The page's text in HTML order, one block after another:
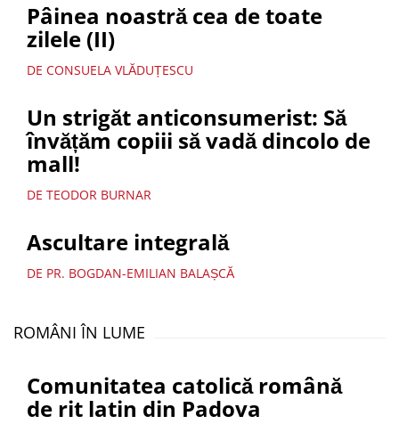
Pâinea noastră cea de toate
zilele (II)
DE CONSUELA VLĂDUȚESCU
Un strigăt anticonsumerist: Să
învățăm copiii să vadă dincolo de
mall!
DE TEODOR BURNAR
Ascultare integrală
DE PR. BOGDAN-EMILIAN BALAȘCĂ
ROMÂNI ÎN LUME
Comunitatea catolică română
de rit latin din Padova